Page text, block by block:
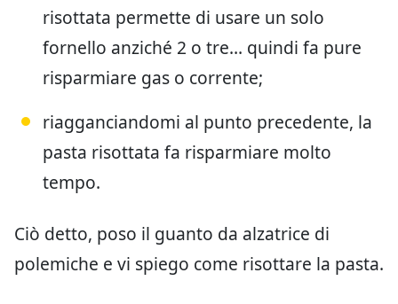
risottata permette di usare un solo
fornello anziché 2 o tre… quindi fa pure
risparmiare gas o corrente;
riagganciandomi al punto precedente, la
pasta risottata fa risparmiare molto
tempo.
Ciò detto, poso il guanto da alzatrice di
polemiche e vi spiego come risottare la pasta.